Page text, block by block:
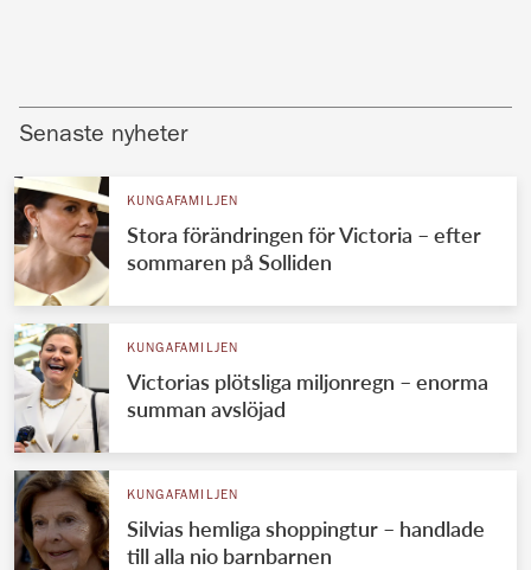
Senaste nyheter
KUNGAFAMILJEN
Stora förändringen för Victoria – efter
sommaren på Solliden
KUNGAFAMILJEN
Victorias plötsliga miljonregn – enorma
summan avslöjad
KUNGAFAMILJEN
Silvias hemliga shoppingtur – handlade
till alla nio barnbarnen